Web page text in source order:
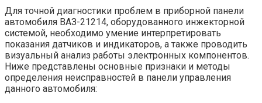
Для точной диагностики проблем в приборной панели
автомобиля ВАЗ-21214, оборудованного инжекторной
системой, необходимо умение интерпретировать
показания датчиков и индикаторов, а также проводить
визуальный анализ работы электронных компонентов.
Ниже представлены основные признаки и методы
определения неисправностей в панели управления
данного автомобиля: